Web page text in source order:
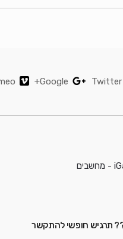
Twitter
Google+
תרגיש חופשי להתקשר